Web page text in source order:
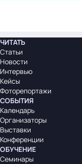
ЧИТАТЬ
Статьи
Новости
Интервью
Кейсы
Фоторепортажи
СОБЫТИЯ
Календарь
Организаторы
Выставки
Конференции
ОБУЧЕНИЕ
Семинары